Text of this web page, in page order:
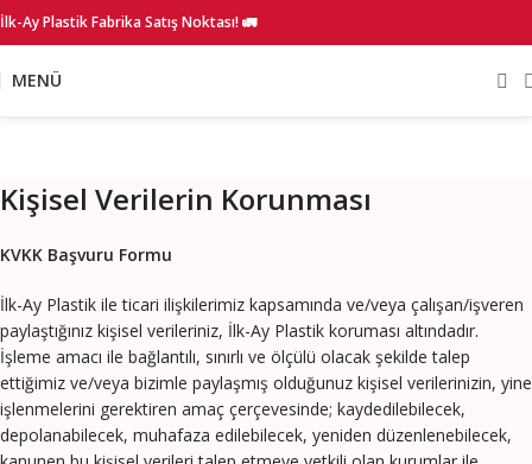
İlk-Ay Plastik Fabrika Satış Noktası! 🚛
MENÜ
Kişisel Verilerin Korunması
KVKK Başvuru Formu
İlk-Ay Plastik ile ticari ilişkilerimiz kapsamında ve/veya çalışan/işveren
paylaştığınız kişisel verileriniz, İlk-Ay Plastik koruması altındadır.
İşleme amacı ile bağlantılı, sınırlı ve ölçülü olacak şekilde talep
ettiğimiz ve/veya bizimle paylaşmış olduğunuz kişisel verilerinizin, yine
işlenmelerini gerektiren amaç çerçevesinde; kaydedilebilecek,
depolanabilecek, muhafaza edilebilecek, yeniden düzenlenebilecek,